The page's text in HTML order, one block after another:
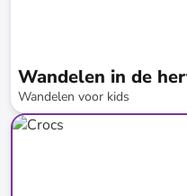
Wandelen in de
Wandelen voor kids
tot-72